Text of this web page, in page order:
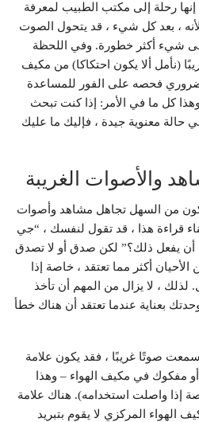
رحلة إلى مكتب الطبيب لمعرفة
، بعد كل شيء ، قد يتحول الصوت
إلى شيء أكثر خطورة. وفي اللحظة
(نأمل ألا يكون احتكاكا) من مكيف
فحصه على الفور للمساعدة
كل ما في الأمر: إذا كنت تبحث
حالة معنوية جيدة ، فإليك ما عليك
والأصوات الغريبة
من السهل تجاهل مشاهد وأصوات
قراءة هذا ، قد تقول لنفسك ، “جي
يفعل ذلك؟” لكن صدق أو لا تصدق
أكثر مما تعتقد ، خاصة إذا
لذلك ، لا يزال من المهم أن تأخذ
بعناية عندما تعتقد أن هناك خطأ
صوتًا غريبًا ، فقد يكون علامة
مفكوك في مكيف الهواء – وهذا
إذا واصلت استخدامه). هناك علامة
الهواء المركزي لا يقوم بتبريد